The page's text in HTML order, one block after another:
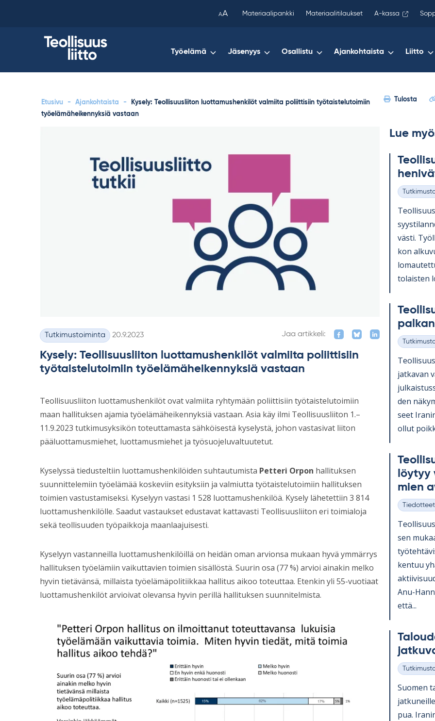
AA Materiaalipankki Materiaalitilaukset A-kassa
Työelämä Jäsenyys Osallistu Ajankohtaista Liitto
Etusivu - Ajankohtaista -
Kysely: Teollisuusliiton luottamushenkilöt valmiita poliittisiin työtaistelutoimiin
työelämäheikennyksiä vastaan
Tulosta
Kategoriat
Tutkimustoiminta Kirjoitettu
20.9.2023 Jaa artikkeli:
Kysely: Teollisuusliiton luottamushenkilöt valmiita poliittisiin
työtaistelutoimiin työelämäheikennyksiä vastaan
Teollisuusliiton luottamushenkilöt ovat valmiita ryhtymään poliittisiin työtaistelutoimiin
maan hallituksen ajamia työelämäheikennyksiä vastaan. Asia käy ilmi Teollisuusliiton 1.–
11.9.2023 tutkimusyksikön toteuttamasta sähköisestä kyselystä, johon vastasivat liiton
pääluottamusmiehet, luottamusmiehet ja työsuojeluvaltuutetut.
Kyselyssä tiedusteltiin luottamushenkilöiden suhtautumista Petteri Orpon hallituksen
suunnittelemiin työelämää koskeviin esityksiin ja valmiutta työtaistelutoimiin hallituksen
toimien vastustamiseksi. Kyselyyn vastasi 1 528 luottamushenkilöä. Kysely lähetettiin 3 814
luottamushenkilölle. Saadut vastaukset edustavat kattavasti Teollisuusliiton eri toimialoja
sekä teollisuuden työpaikkoja maanlaajuisesti.
Kyselyyn vastanneilla luottamushenkilöillä on heidän oman arvionsa mukaan hyvä ymmärrys
hallituksen työelämiin vaikuttavien toimien sisällöstä. Suurin osa (77 %) arvioi ainakin melko
hyvin tietävänsä, millaista työelämäpolitiikkaa hallitus aikoo toteuttaa. Etenkin yli 55-vuotiaat
luottamushenkilöt arvioivat olevansa hyvin perillä hallituksen suunnitelmista.
Lue
Kategoriat
västi.
kon
to­lais­ten
Kategoriat
jat­ka­van
den
seet
ol­lut
mien
Kategoriat
Tiedotteet
sen
ken­tuu
Anu-
että...
Kategoriat
Suo­men
pua.
copied
your
clipboard.)